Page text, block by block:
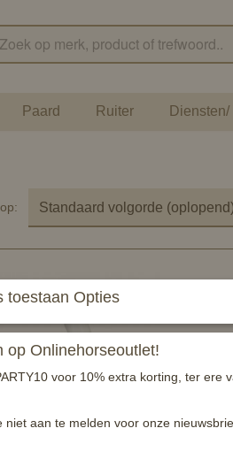
Paard Ruiter
op:
toestaan Opties
op Onlinehorseoutlet!
voor 10% extra korting, ter ere
niet aan te melden voor onze